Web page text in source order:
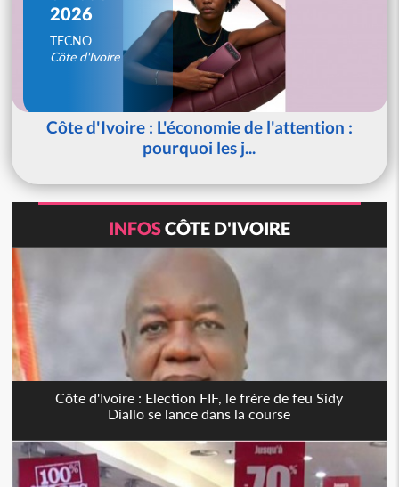
2026
TECNO
Côte d'Ivoire
Côte d'Ivoire : L'économie de l'attention :
pourquoi les j...
INFOSCÔTE D'IVOIRE
Côte d'Ivoire : Election FIF, le frère de feu Sidy
Diallo se lance dans la course